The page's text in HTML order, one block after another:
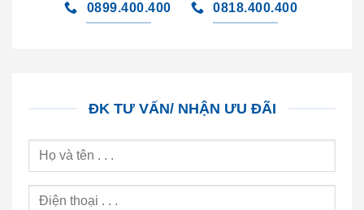
0899.400.400 0818.400.400
ĐK TƯ VẤN/ NHẬN ƯU ĐÃI